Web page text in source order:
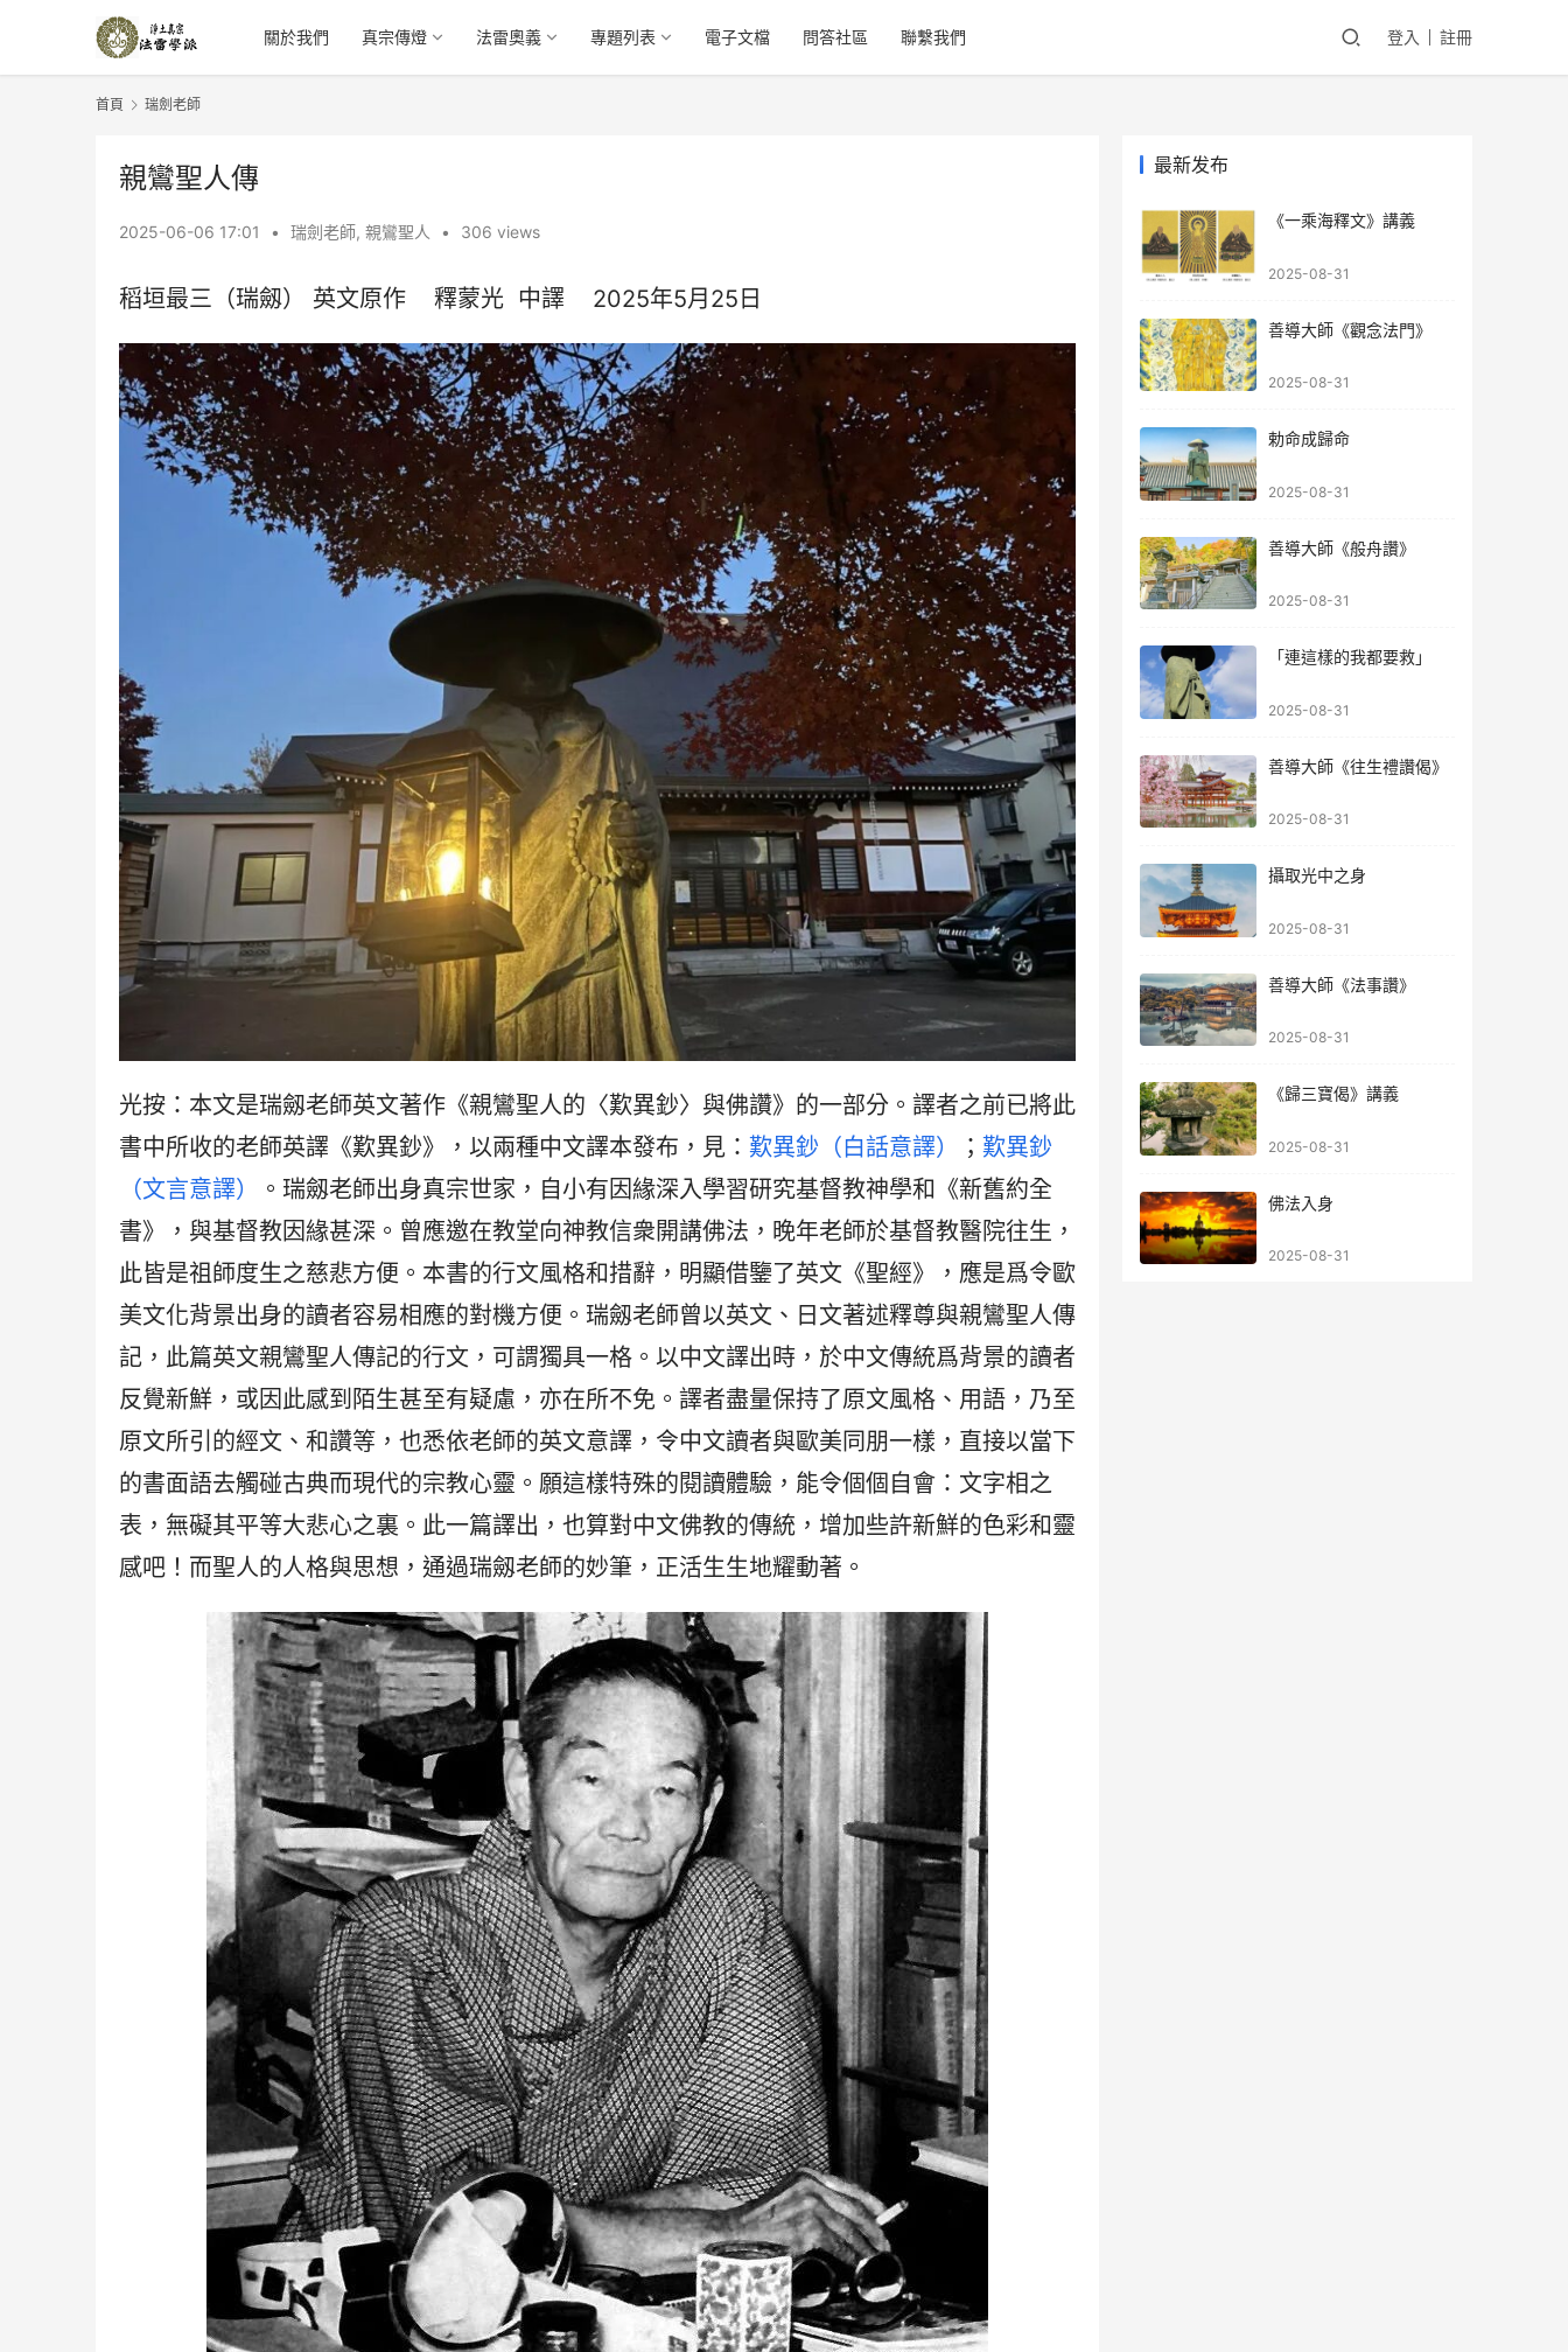
關於我們 真宗傳燈 法雷奧義 專題列表 電子文檔 問答社區 聯繫我們 登入 註冊
首頁 瑞劍老師
親鸞聖人傳
2025-06-06 17:01 • 瑞劍老師, 親鸞聖人 • 306 views
稻垣最三（瑞劔） 英文原作    釋蒙光  中譯    2025年5月25日
光按：本文是瑞劔老師英文著作《親鸞聖人的〈歎異鈔〉與佛讚》的一部分。譯者之前已將此
書中所收的老師英譯《歎異鈔》，以兩種中文譯本發布，見： 歎異鈔（白話意譯） ； 歎異鈔
（文言意譯）
。瑞劔老師出身真宗世家，自小有因緣深入學習研究基督教神學和《新舊約全
書》，與基督教因緣甚深。曾應邀在教堂向神教信衆開講佛法，晚年老師於基督教醫院往生，
此皆是祖師度生之慈悲方便。本書的行文風格和措辭，明顯借鑒了英文《聖經》，應是爲令歐
美文化背景出身的讀者容易相應的對機方便。瑞劔老師曾以英文、日文著述釋尊與親鸞聖人傳
記，此篇英文親鸞聖人傳記的行文，可謂獨具一格。以中文譯出時，於中文傳統爲背景的讀者
反覺新鮮，或因此感到陌生甚至有疑慮，亦在所不免。譯者盡量保持了原文風格、用語，乃至
原文所引的經文、和讚等，也悉依老師的英文意譯，令中文讀者與歐美同朋一樣，直接以當下
的書面語去觸碰古典而現代的宗教心靈。願這樣特殊的閱讀體驗，能令個個自會：文字相之
表，無礙其平等大悲心之裏。此一篇譯出，也算對中文佛教的傳統，增加些許新鮮的色彩和靈
感吧！而聖人的人格與思想，通過瑞劔老師的妙筆，正活生生地耀動著。
最新发布
《一乘海釋文》講義
2025-08-31
善導大師《觀念法門》
2025-08-31
勅命成歸命
2025-08-31
善導大師《般舟讚》
2025-08-31
「連這樣的我都要救」
2025-08-31
善導大師《往生禮讚偈》
2025-08-31
攝取光中之身
2025-08-31
善導大師《法事讚》
2025-08-31
《歸三寶偈》講義
2025-08-31
佛法入身
2025-08-31